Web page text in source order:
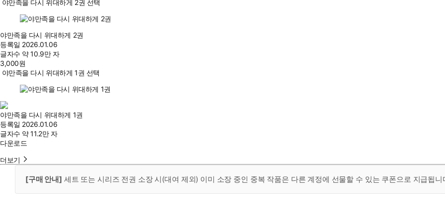
야만족을 다시 위대하게 2권 선택
야만족을 다시 위대하게 2권
등록일 2026.01.06
글자수 약 10.9만 자
3,000원
야만족을 다시 위대하게 1권 선택
야만족을 다시 위대하게 1권
등록일 2026.01.06
글자수 약 11.2만 자
다운로드
더보기
[구매 안내] 세트 또는 시리즈 전권 소장 시(대여 제외) 이미 소장 중인 중복 작품은 다른 계정에 선물할 수 있는 쿠폰으로 지급됩니